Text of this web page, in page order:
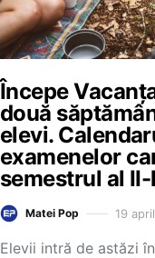
Începe
două
elevi.
examenelor
semestrul al
Matei Pop 19
Elevii intră de astăzi